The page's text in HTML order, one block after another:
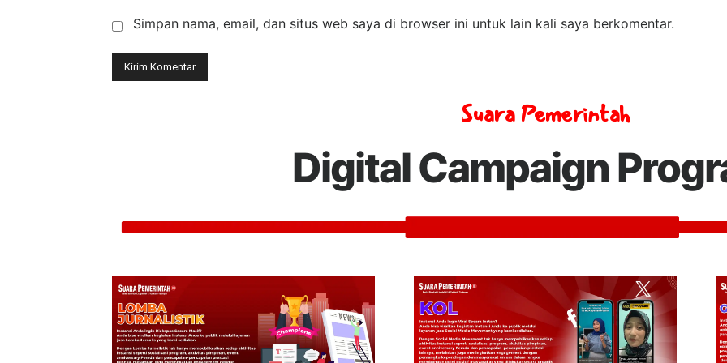
Simpan nama, email, dan situs web saya di browser ini untuk lain kali saya berkomentar.
Suara Pemerintah
Digital Campaign